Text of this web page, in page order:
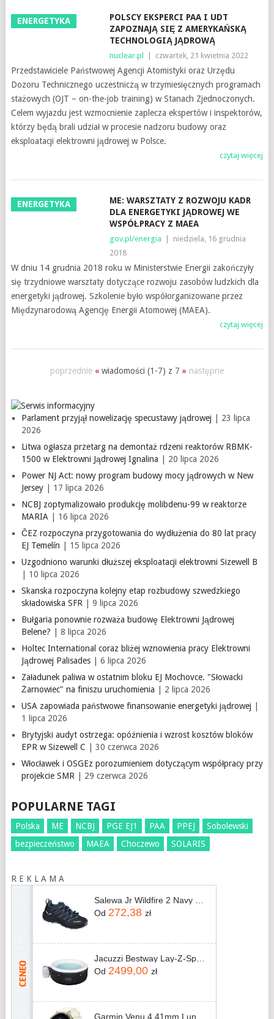
ENERGETYKA
POLSCY EKSPERCI PAA I UDT
ZAPOZNAJĄ SIĘ Z AMERYKAŃSKĄ
TECHNOLOGIĄ JĄDROWĄ
nuclear.pl czwartek, 21 kwietnia 2022
Przedstawiciele Państwowej Agencji Atomistyki oraz Urzędu
Dozoru Technicznego uczestniczą w trzymiesięcznych programach
stażowych (OJT – on-the-job training) w Stanach Zjednoczonych.
Celem wyjazdu jest wzmocnienie zaplecza ekspertów i inspektorów,
którzy będą brali udział w procesie nadzoru budowy oraz
eksploatacji elektrowni jądrowej w Polsce.
czytaj więcej
ENERGETYKA
ME: WARSZTATY Z ROZWOJU KADR
DLA ENERGETYKI JĄDROWEJ WE
WSPÓŁPRACY Z MAEA
gov.pl/energia
niedziela, 16 grudnia
2018
W dniu 14 grudnia 2018 roku w Ministerstwie Energii zakończyły
się trzydniowe warsztaty dotyczące rozwoju zasobów ludzkich dla
energetyki jądrowej. Szkolenie było współorganizowane przez
Międzynarodową Agencję Energii Atomowej (MAEA).
czytaj więcej
poprzednie «wiadomości (1-7) z 7 » następne
Parlament przyjął nowelizację specustawy jądrowej | 23 lipca
2026
Litwa ogłasza przetarg na demontaż rdzeni reaktorów RBMK-
1500 w Elektrowni Jądrowej Ignalina | 20 lipca 2026
Power NJ Act: nowy program budowy mocy jądrowych w New
Jersey| 17 lipca 2026
NCBJ zoptymalizowało produkcję molibdenu-99 w reaktorze
MARIA| 16 lipca 2026
ČEZ rozpoczyna przygotowania do wydłużenia do 80 lat pracy
EJ Temelín | 15 lipca 2026
Uzgodniono warunki dłuższej eksploatacji elektrowni Sizewell B
| 10 lipca 2026
Skanska rozpoczyna kolejny etap rozbudowy szwedzkiego
składowiska SFR| 9 lipca 2026
Bułgaria ponownie rozważa budowę Elektrowni Jądrowej
Belene? | 8 lipca 2026
Holtec International coraz bliżej wznowienia pracy Elektrowni
Jądrowej Palisades| 6 lipca 2026
Załadunek paliwa w ostatnim bloku EJ Mochovce. "Słowacki
Żarnowiec" na finiszu uruchomienia | 2 lipca 2026
USA zapowiada państwowe finansowanie energetyki jądrowej
1 lipca 2026
Brytyjski audyt ostrzega: opóźnienia i wzrost kosztów bloków
EPR w Sizewell C | 30 czerwca 2026
Włocławek i OSGEz porozumieniem dotyczącym współpracy przy
projekcie SMR| 29 czerwca 2026
POPULARNE TAGI
Polska ME NCBJ PGE EJ1 PAA PPEJ
Sobolewski
bezpieczeństwo
MAEA Choczewo SOLARIS
R E K L A M A
Salewa Jr Wildfire 2 Navy Blazer Java Blue
Od 272,38 zł
Jacuzzi Bestway Lay-Z-Spa Miami 60059 196x66cm
Od 2499,00 zł